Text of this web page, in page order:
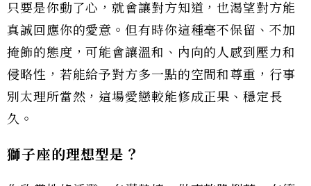
只要是你動了心，就會讓對方知道，也渴望對方能
真誠回應你的愛意。但有時你這種毫不保留、不加
掩飾的態度，可能會讓溫和、內向的人感到壓力和
侵略性，若能給予對方多一點的空間和尊重，行事
別太理所當然，這場愛戀較能修成正果、穩定長
久。
獅子座的理想型是？